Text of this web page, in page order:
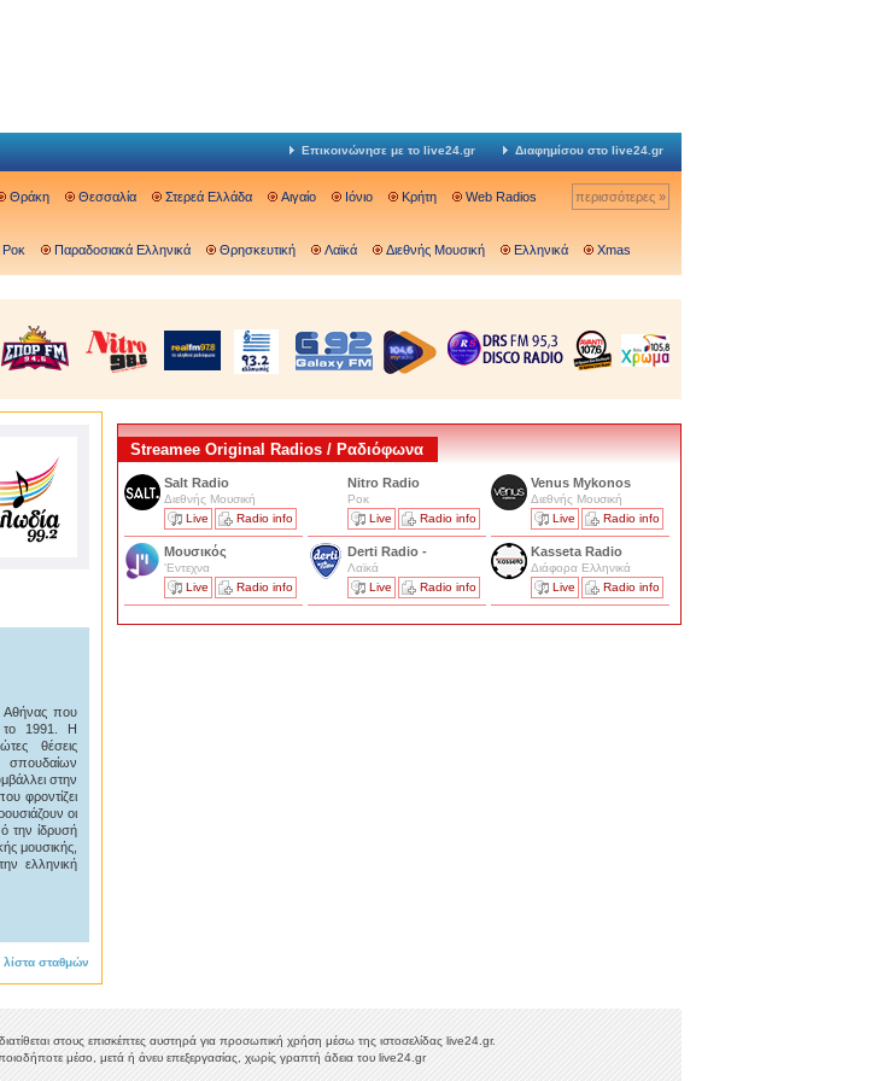
Επικοινώνησε με το live24.gr Διαφημίσου στο live24.gr
Θράκη Θεσσαλία Στερεά Ελλάδα Αιγαίο Ιόνιο Κρήτη Web Radios περισσότερες »
Ροκ Παραδοσιακά Ελληνικά Θρησκευτική Λαϊκά Διεθνής Μουσική Ελληνικά Xmas
Αθήνας που
το 1991. Η
θέσεις
σπουδαίων
στην
φροντίζει
οι
την ίδρυσή
μουσικής,
ελληνική
σταθμών
Streamee Original Radios / Ραδιόφωνα
Salt Radio
Διεθνής Μουσική
Live
Radio info
Nitro Radio
Ροκ
Live
Radio info
Venus Mykonos
Διεθνής Μουσική
Live
Radio info
Μουσικός
'Εντεχνα
Live
Radio info
Derti Radio -
Λαϊκά
Live
Radio info
Kasseta Radio
Διάφορα Ελληνικά
Live
Radio info
στους επισκέπτες αυστηρά για προσωπική χρήση μέσω της ιστοσελίδας live24.gr.
μέσο, μετά ή άνευ επεξεργασίας, χωρίς γραπτή άδεια του live24.gr